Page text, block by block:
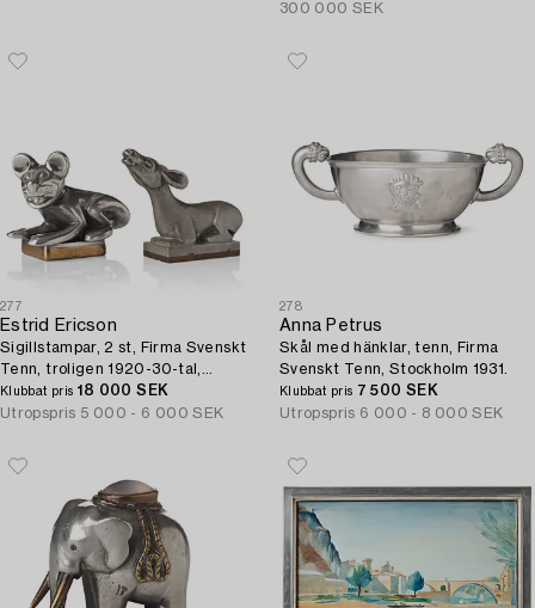
300 000 SEK
277
Estrid Ericson
Sigillstampar, 2 st, Firma Svenskt
Tenn, troligen 1920-30-tal,
proveniens Estrid Ericson.
Klubbat pris 18 000 SEK
Utropspris 5 000 - 6 000 SEK
278
Anna Petrus
Skål med hänklar, tenn, Firma
Svenskt Tenn, Stockholm 1931.
Klubbat pris 7 500 SEK
Utropspris 6 000 - 8 000 SEK